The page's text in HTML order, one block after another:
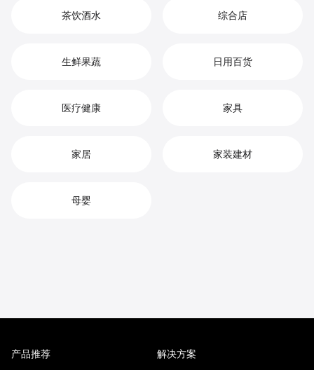
茶饮酒水 综合店
生鲜果蔬 日用百货
医疗健康 家具
家居 家装建材
母婴
产品推荐 解决方案